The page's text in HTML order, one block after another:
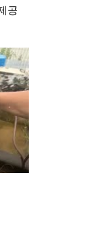
공